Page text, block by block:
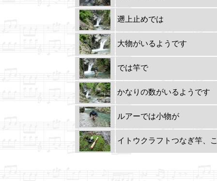
遡上止めでは
大物がいるようです
では竿で
かなりの数がいるようです
ルアーでは小物が
イトウクラフトつなぎ竿、